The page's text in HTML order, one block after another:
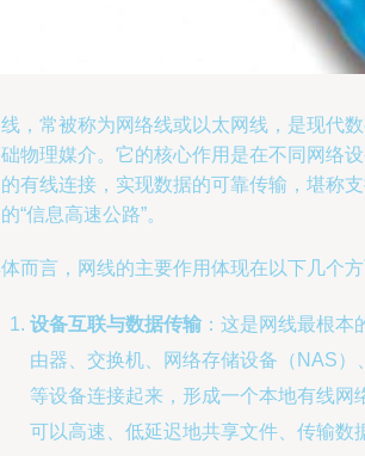
，常被称为网络线或以太网线，是现代
物理媒介。它的核心作用是在不同网络
有线连接，实现数据的可靠传输，堪称
“信息高速公路”。
而言，网线的主要作用体现在以下几个方
设备互联与数据传输 ：这是网线最根
由器、交换机、网络存储设备（NAS）
等设备连接起来，形成一个本地有线网
可以高速、低延迟地共享文件、传输数